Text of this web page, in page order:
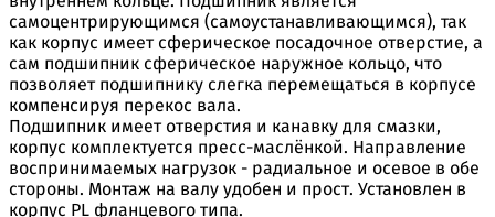
самоцентрирующимся (самоустанавливающимся), так
как корпус имеет сферическое посадочное отверстие, а
сам подшипник сферическое наружное кольцо, что
позволяет подшипнику слегка перемещаться в корпусе
компенсируя перекос вала.
Подшипник имеет отверстия и канавку для смазки,
корпус комплектуется пресс-маслёнкой. Направление
воспринимаемых нагрузок - радиальное и осевое в обе
стороны. Монтаж на валу удобен и прост. Установлен в
корпус PL фланцевого типа.